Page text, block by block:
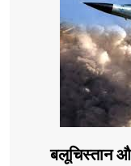
बलूचिस्तान